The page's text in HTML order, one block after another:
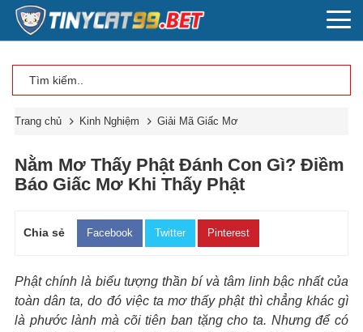
Trang chủ Kinh Nghiệm Giải Mã Giấc Mơ
Nằm Mơ Thấy Phật Đánh Con Gì? Điềm
Báo Giấc Mơ Khi Thấy Phật
Chia sẻ Facebook Twitter Pinterest
Phật chính là biểu tượng thần bí và tâm linh bậc nhất của
toàn dân ta, do đó việc ta mơ thấy phật thì chẳng khác gì
là phước lành mà cõi tiên ban tặng cho ta. Nhưng để có